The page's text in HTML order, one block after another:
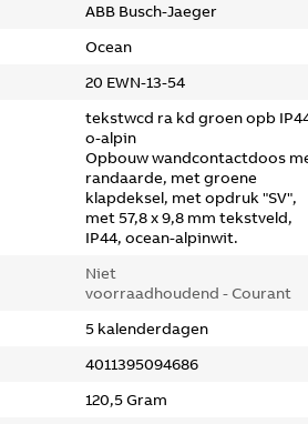
ABB Busch-Jaeger
Ocean
20 EWN-13-54
tekstwcd ra kd groen opb
o-alpin
Opbouw wandcontactdoos
randaarde, met groene
klapdeksel, met opdruk "SV",
met 57,8 x 9,8 mm tekstveld,
IP44, ocean-alpinwit.
Niet
voorraadhoudend - Courant
5 kalenderdagen
4011395094686
120,5 Gram